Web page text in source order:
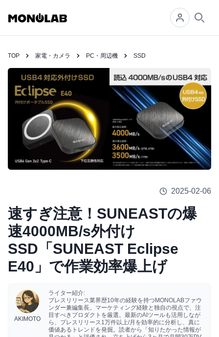
TOP 家電・カメラ PC・周辺機 SSD
2025-02-06
速すぎ注意！SUNEASTの爆
速4000MB/s外付け
SSD「SUNEAST Eclipse
E40」で作業効率爆上げ
AKIMOTO
ライター紹介:
プレスリリース業界歴10年の経験を持つMONOLABファウ
ンダー兼編集長。マーケティング経験と独自の視点で、注
目すべきプロダクトを厳選。最新のAIツールも活用しなが
ら、プレスリリース1万件以上/月を効率的に分析し、真に
価値あるトレンドを発掘。読者から「知りたかった情報が